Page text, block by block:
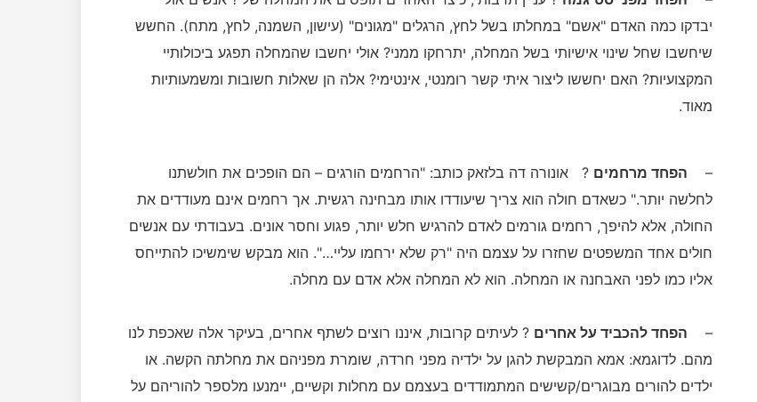
יבדקו כמה האדם "אשם" במחלתו בשל לחץ, הרגלים "מגונים" (עישון, השמנה, לחץ, מתח). החשש
שיחשבו שחל שינוי אישיותי בשל המחלה, יתרחקו ממני? אולי יחשבו שהמחלה תפגע ביכולותיי
המקצועיות? האם יחששו ליצור איתי קשר רומנטי, אינטימי? אלה הן שאלות חשובות ומשמעותיות
מאוד.
– הפחד מרחמים ? אונורה דה בלזאק כותב: "הרחמים הורגים – הם הופכים את חולשתנו
לחלשה יותר." כשאדם חולה הוא צריך שיעודדו אותו מבחינה רגשית. אך רחמים אינם מעודדים את
החולה, אלא להיפך, רחמים גורמים לאדם להרגיש חלש יותר, פגוע וחסר אונים. בעבודתי עם אנשים
חולים אחד המשפטים שחזרו על עצמם היה "רק שלא ירחמו עליי…". הוא מבקש שימשיכו להתייחס
אליו כמו לפני האבחנה או המחלה. הוא לא המחלה אלא אדם עם מחלה.
– הפחד להכביד על אחרים ? לעיתים קרובות, איננו רוצים לשתף אחרים, בעיקר אלה שאכפת לנו
מהם. לדוגמא: אמא המבקשת להגן על ילדיה מפני חרדה, שומרת מפניהם את מחלתה הקשה. או
ילדים להורים מבוגרים/קשישים המתמודדים בעצמם עם מחלות וקשיים, יימנעו מלספר להוריהם על